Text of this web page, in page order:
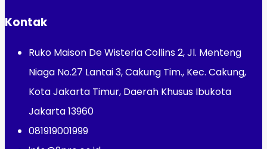
Kontak
Ruko Maison De Wisteria Collins 2, Jl. Menteng
Niaga No.27 Lantai 3, Cakung Tim., Kec. Cakung,
Kota Jakarta Timur, Daerah Khusus Ibukota
Jakarta 13960
081919001999